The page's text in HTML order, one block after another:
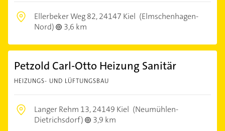
Ellerbeker Weg 82,24147 Kiel (Elmschenhagen-
Nord)
3,6 km
Petzold Carl-Otto Heizung Sanitär
HEIZUNGS- UND LÜFTUNGSBAU
Langer Rehm 13,24149 Kiel (Neumühlen-
Dietrichsdorf)
3,9 km